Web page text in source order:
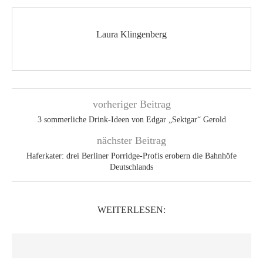
Laura Klingenberg
vorheriger Beitrag
3 sommerliche Drink-Ideen von Edgar „Sektgar“ Gerold
nächster Beitrag
Haferkater: drei Berliner Porridge-Profis erobern die Bahnhöfe
Deutschlands
WEITERLESEN: